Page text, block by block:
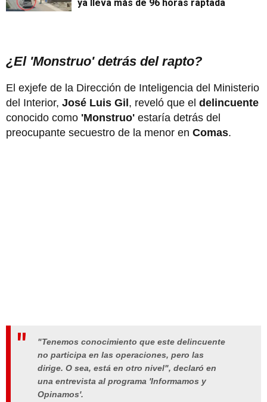
ya lleva más de 96 horas raptada
¿El 'Monstruo' detrás del rapto?
El exjefe de la Dirección de Inteligencia del Ministerio
del Interior, José Luis Gil, reveló que el delincuente
conocido como 'Monstruo' estaría detrás del
preocupante secuestro de la menor en Comas.
"Tenemos conocimiento que este delincuente
no participa en las operaciones, pero las
dirige. O sea, está en otro nivel", declaró en
una entrevista al programa 'Informamos y
Opinamos'.